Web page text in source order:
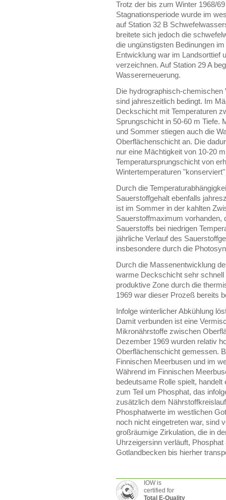
Trotz der bis zum Winter 1968/
Stagnationsperiode wurde im
auf Station 32 B
breitete sich jedoch die
die ungünstigsten Bedinungen
Entwicklung war im Landsorttief
verzeichnen. Auf Station 29 A
Wassererneuerung.
Die hydrographisch-
sind jahreszeitlich bedingt. Im
Deckschicht mit Temperaturen
Sprungschicht in 50-60 m Tiefe.
und Sommer stiegen auch die
Oberflächenschicht an. Die
nur eine Mächtigkeit von 10-20
Temperatursprungschicht von
Wintertemperaturen
Durch die
Sauerstoffgehalt ebenfalls
ist im Sommer in der kahlten
Sauerstoffmaximum vorhanden,
Sauerstoffs bei niedrigen
jährliche Verlauf des
insbesondere durch die
Durch die Massenentwicklung
warme Deckschicht sehr
produktive Zone durch die
1969 war dieser Prozeß bereits
Infolge winterlicher Abkühlung
Damit verbunden ist eine
Mikronährstoffe zwischen
Dezember 1969 wurden relativ
Oberflächenschicht gemessen.
Finnischen Meerbusen und im
Während im Finnischen
bedeutsame Rolle spielt,
zum Teil um Phosphat, das
zusätzlich dem
Phosphatwerte im westlichen
noch nicht eingetreten war, sind
großräumige Zirkulation, die in
Uhrzeigersinn verläuft,
Gotlandbecken bis hierher
IOW is
certified for
Total E-Quality